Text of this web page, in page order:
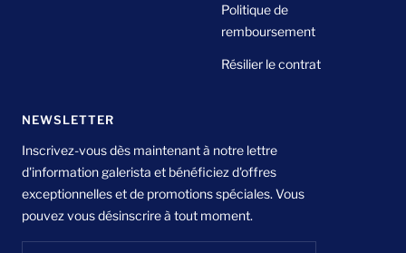
Politique de
remboursement
Résilier le contrat
NEWSLETTER
Inscrivez-vous dès maintenant à notre lettre
d'information galerista et bénéficiez d'offres
exceptionnelles et de promotions spéciales. Vous
pouvez vous désinscrire à tout moment.